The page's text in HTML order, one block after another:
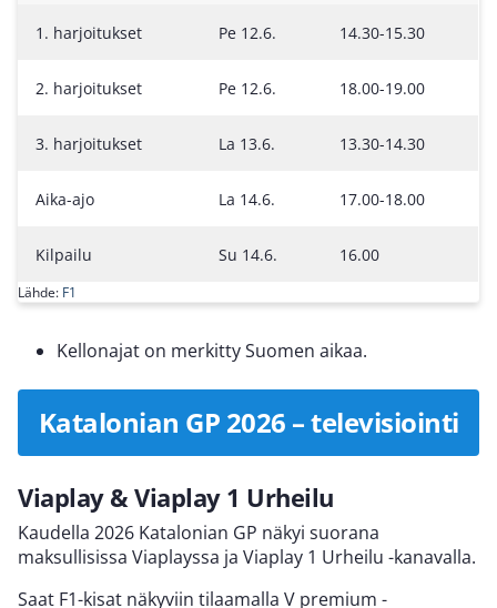
1. harjoitukset Pe 12.6. 14.30-15.30
2. harjoitukset Pe 12.6. 18.00-19.00
3. harjoitukset La 13.6. 13.30-14.30
Aika-ajo La 14.6. 17.00-18.00
Kilpailu Su 14.6. 16.00
Lähde: F1
Kellonajat on merkitty Suomen aikaa.
Katalonian GP 2026 – televisiointi
Viaplay & Viaplay 1 Urheilu
Kaudella 2026 Katalonian GP näkyi suorana
maksullisissa Viaplayssa ja Viaplay 1 Urheilu -kanavalla.
Saat F1-kisat näkyviin tilaamalla V premium -